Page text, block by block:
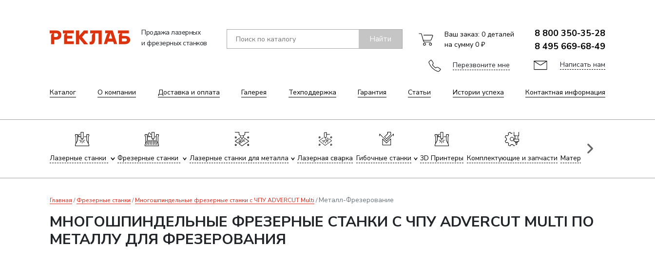
Продажа лазерных
и фрезерных станков
Найти Ваш заказ: 0деталей
на сумму 0 ₽
8 800 350-35-28
8 495 669-68-49
Перезвоните мне Написать нам
Каталог О компании Доставка и оплата Галерея Техподдержка Гарантия Статьи Истории успеха Контактная информация
Лазерные станки Фрезерные станки Лазерные станки для металла Лазерная сварка Гибочные станки 3D Принтеры Комплектующие и запчасти Материалы для лазерной
Главная Фрезерные станки Многошпиндельные фрезерные станки с ЧПУ ADVERCUT Multi Металл-Фрезерование
МНОГОШПИНДЕЛЬНЫЕ ФРЕЗЕРНЫЕ СТАНКИ С ЧПУ ADVERCUT MULTI ПО
МЕТАЛЛУ ДЛЯ ФРЕЗЕРОВАНИЯ